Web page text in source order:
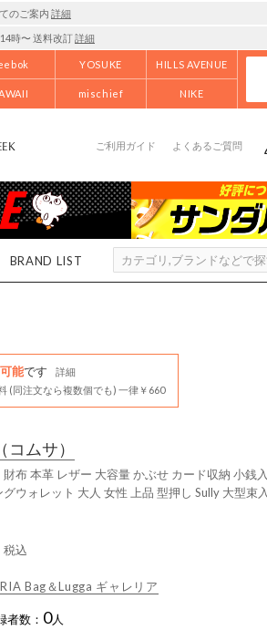
のご案内 詳細
時〜 送料改訂詳細
YOSUKE HILLS AVENUE
mischief NIKE
ご利用ガイド よくあるご質問
BRAND LIST
能です
詳細
(同注文なら複数個でも) 一律￥660
（コムサ）
布 本革 レザー 大容量 かぶせ カード収納 小銭
ウォレット 大人 女性 上品 型押し Sully 大型束
税込
Bag＆Lugga ギャレリア
者数： 0人